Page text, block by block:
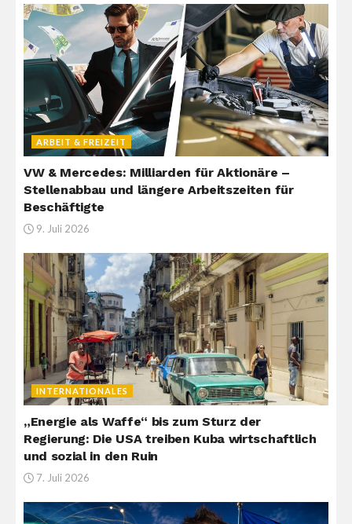
ARBEIT & FREIZEIT
VW & Mercedes: Milliarden für Aktionäre –
Stellenabbau und längere Arbeitszeiten für
Beschäftigte
9. Juli 2026
INTERNATIONALES
„Energie als Waffe“ bis zum Sturz der
Regierung: Die USA treiben Kuba wirtschaftlich
und sozial in den Ruin
7. Juli 2026